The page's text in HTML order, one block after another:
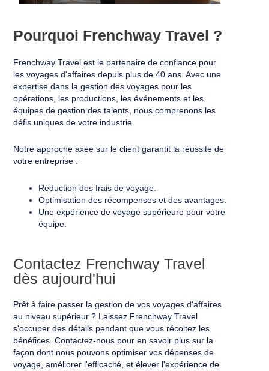
Pourquoi Frenchway Travel ?
Frenchway Travel est le partenaire de confiance pour
les voyages d'affaires depuis plus de 40 ans. Avec une
expertise dans la gestion des voyages pour les
opérations, les productions, les événements et les
équipes de gestion des talents, nous comprenons les
défis uniques de votre industrie.
Notre approche axée sur le client garantit la réussite de
votre entreprise :
Réduction des frais de voyage.
Optimisation des récompenses et des avantages.
Une expérience de voyage supérieure pour votre
équipe.
Contactez Frenchway Travel
dès aujourd'hui
Prêt à faire passer la gestion de vos voyages d'affaires
au niveau supérieur ? Laissez Frenchway Travel
s'occuper des détails pendant que vous récoltez les
bénéfices. Contactez-nous pour en savoir plus sur la
façon dont nous pouvons optimiser vos dépenses de
voyage, améliorer l'efficacité, et élever l'expérience de